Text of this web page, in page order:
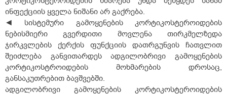
ინფექციის ყველა ნიშანი არ გაქრება.
◄ სისტემური გამოყენების კორტიკოსტეროიდების
ნებისმიერი გვერდითი მოვლენა თირკმელზედა
ჯირკვლების ქერქის ფუნქციის დათრგუნვის ჩათვლით
შეიძლება განვითარდეს ადგილობრივი გამოყენების
კორტიკოსტროიდების მოხმარების დროსაც,
განსაკუთრებით ბავშვებში.
ადგილობრივი გამოყენების კორტიკოსტეროიდების